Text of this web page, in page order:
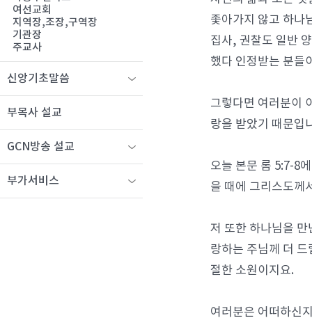
좇아가지 않고 하나
집사, 권찰도 일반
했다 인정받는 분들
그렇다면 여러분이
랑을 받았기 때문입
오늘 본문 롬 5:7-8
을 때에 그리스도께
저 또한 하나님을
랑하는 주님께 더
절한 소원이지요.
여러분은 어떠하신
여선교회
지역장,조장,구역장
기관장
주교사
신앙기초말씀
부목사 설교
GCN방송 설교
부가서비스